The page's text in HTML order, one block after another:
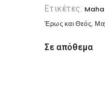
Ετικέτες:
Έρως και Θεός,
Σε απόθεμα